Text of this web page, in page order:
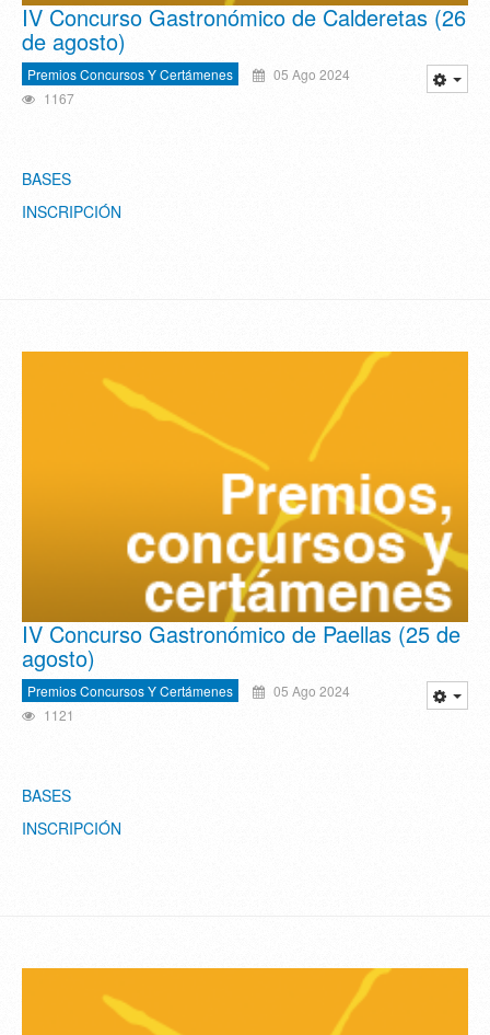
IV Concurso Gastronómico de Calderetas (26
de agosto)
Premios Concursos Y Certámenes
05 Ago 2024
1167
BASES
INSCRIPCIÓN
IV Concurso Gastronómico de Paellas (25 de
agosto)
Premios Concursos Y Certámenes
05 Ago 2024
1121
BASES
INSCRIPCIÓN